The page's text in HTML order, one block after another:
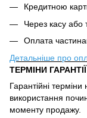
Кредитною
Через касу або
Оплата
Детальніше про
ТЕРМІНИ
Гарантійні
використання
моменту продажу.